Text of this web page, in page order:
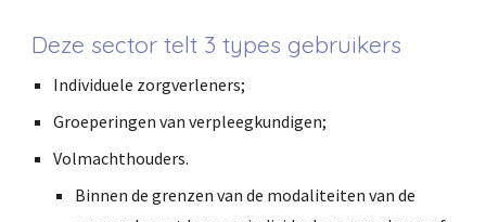
Deze sector telt 3 types gebruikers
Individuele zorgverleners;
Groeperingen van verpleegkundigen;
Volmachthouders.
Binnen de grenzen van de modaliteiten van de